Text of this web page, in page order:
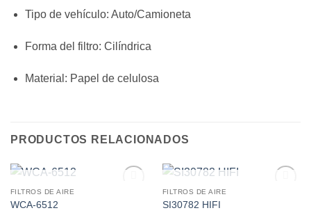
Tipo de vehículo: Auto/Camioneta
Forma del filtro: Cilíndrica
Material : Papel de celulosa
PRODUCTOS RELACIONADOS
AGOTADO
FILTROS DE AIRE
WCA-6512
AGOTADO
FILTROS DE AIRE
SI30782 HIFI